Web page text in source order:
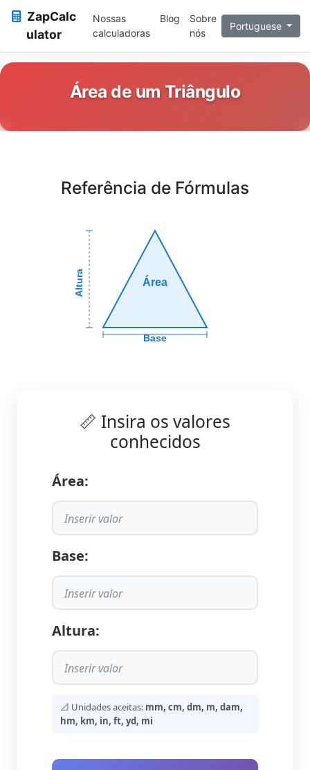
ZapCalc
ulator
Nossas
calculadoras
Blog
Sobre
nós
Portuguese
Área de um Triângulo
📏 Insira os valores
conhecidos
Área:
Base:
Altura:
📐 Unidades aceitas: mm, cm, dm, m, dam,
hm, km, in, ft, yd, mi
Referência de Fórmulas
Base
Altura Área